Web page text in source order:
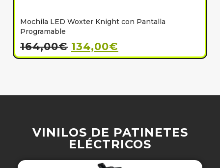
Mochila LED Woxter Knight con Pantalla
Programable
164,00€ 134,00€
VINILOS DE PATINETES
ELÉCTRICOS